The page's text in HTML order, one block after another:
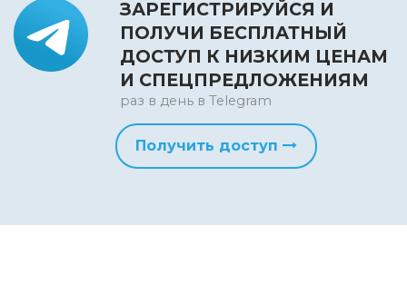
ЗАРЕГИСТРИРУЙСЯ И
ПОЛУЧИ БЕСПЛАТНЫЙ
ДОСТУП К НИЗКИМ ЦЕНАМ
И СПЕЦПРЕДЛОЖЕНИЯМ
раз в день в Telegram
Получить доступ